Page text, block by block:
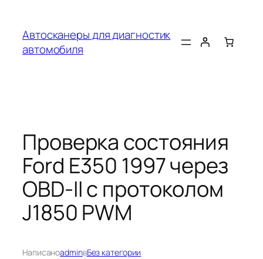
содержимому
Автосканеры для диагностик
автомобиля
Проверка состояния
Ford E350 1997 через
OBD-II с протоколом
J1850 PWM
НаписаноadminвБез категории